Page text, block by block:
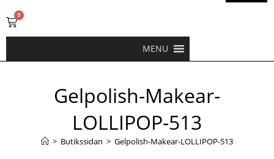
0
MENU
Gelpolish-Makear-
LOLLIPOP-513
> Butikssidan > Gelpolish-Makear-LOLLIPOP-513